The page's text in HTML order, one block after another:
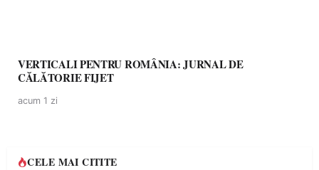
VERTICALI PENTRU ROMÂNIA: JURNAL DE
CĂLĂTORIE FIJET
acum 1 zi
CELE MAI CITITE